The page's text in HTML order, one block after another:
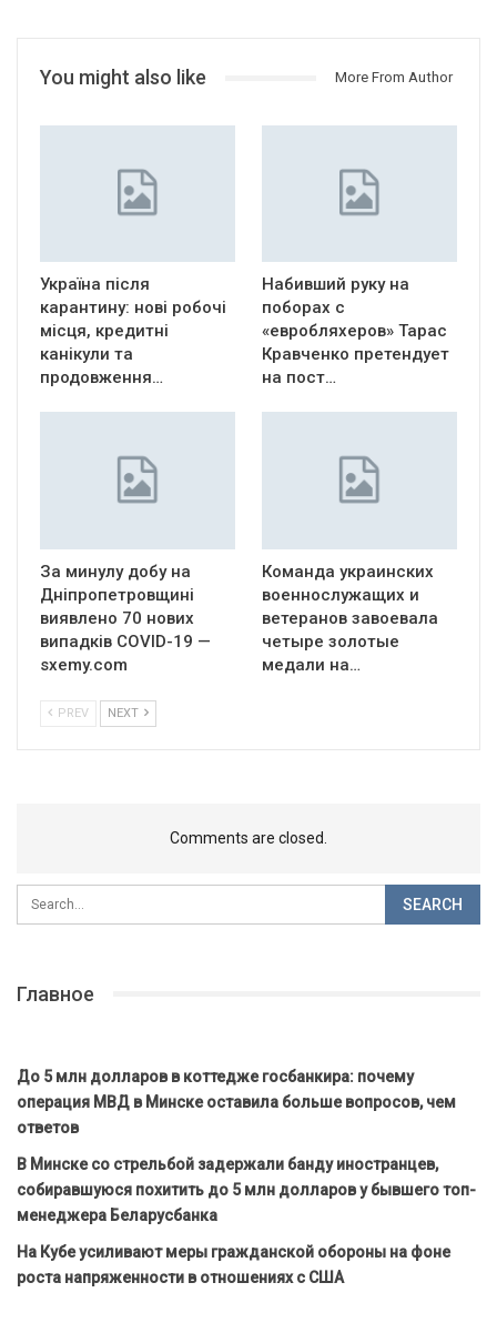
You might also like More From Author
Україна після
карантину: нові робочі
місця, кредитні
канікули та
продовження…
Набивший руку на
поборах с
«евробляхеров» Тарас
Кравченко претендует
на пост…
За минулу добу на
Дніпропетровщині
виявлено 70 нових
випадків COVID-19 —
sxemy.com
Команда украинских
военнослужащих и
ветеранов завоевала
четыре золотые
медали на…
PREV NEXT
Comments are closed.
Главное
До 5 млн долларов в коттедже госбанкира: почему
операция МВД в Минске оставила больше вопросов, чем
ответов
В Минске со стрельбой задержали банду иностранцев,
собиравшуюся похитить до 5 млн долларов у бывшего топ-
менеджера Беларусбанка
На Кубе усиливают меры гражданской обороны на фоне
роста напряженности в отношениях с США